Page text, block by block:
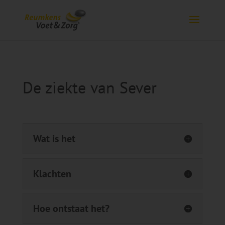
De ziekte van Sever
Wat is het
Klachten
Hoe ontstaat het?